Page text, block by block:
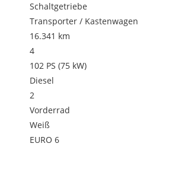
Schaltgetriebe
Transporter / Kastenwagen
16.341 km
4
102 PS (75 kW)
Diesel
2
Vorderrad
Weiß
EURO 6